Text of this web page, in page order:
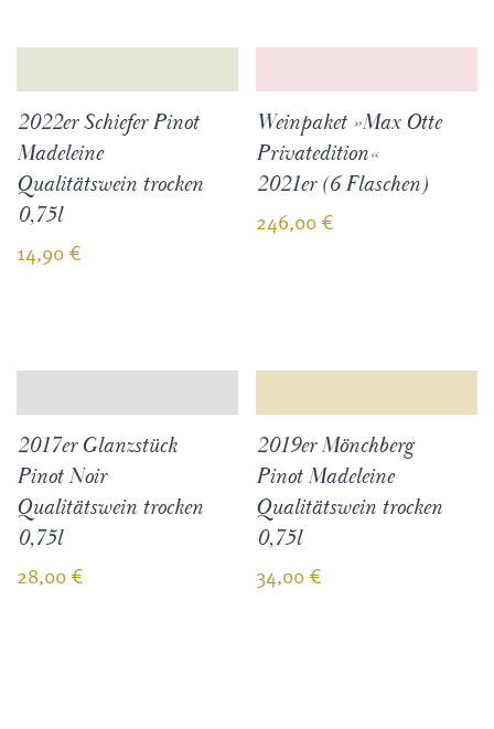
2022er Schiefer Pinot
Madeleine
Qualitätswein trocken
0,75l
14,90 €
Weinpaket »Max Otte
Privatedition«
2021er (6 Flaschen)
246,00 €
2017er Glanzstück
Pinot Noir
Qualitätswein trocken
0,75l
28,00 €
2019er Mönchberg
Pinot Madeleine
Qualitätswein trocken
0,75l
34,00 €